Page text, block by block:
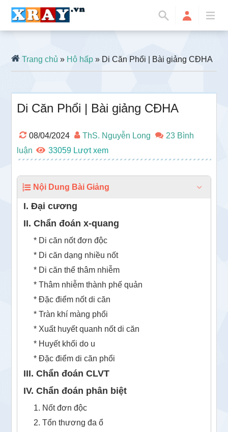
Trang chủ » Hô hấp » Di Căn Phổi | Bài giảng CĐHA
Di Căn Phổi | Bài giảng CĐHA
08/04/2024 ThS. Nguyễn Long
23 Bình
luận
33059
Nội Dung Bài Giảng
I. Đại cương
II. Chẩn đoán x-quang
* Di căn nốt đơn độc
* Di căn dạng nhiều nốt
* Di căn thể thâm nhiễm
* Thâm nhiễm thành phế quản
* Đặc điểm nốt di căn
* Tràn khí màng phổi
* Xuất huyết quanh nốt di căn
* Huyết khối do u
* Đặc điểm di căn phổi
III. Chẩn đoán CLVT
IV. Chẩn đoán phân biệt
1. Nốt đơn độc
2. Tổn thương đa ổ